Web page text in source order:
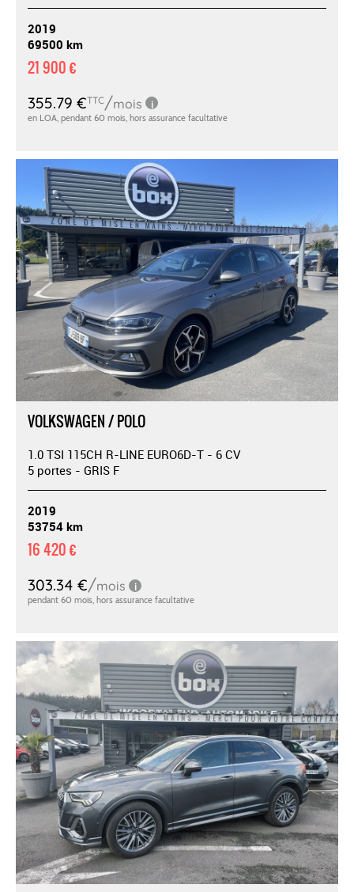
2019
69500 km
21 900 €
VOLKSWAGEN / POLO
1.0 TSI 115CH R-LINE EURO6D-T - 6 CV
5 portes - GRIS F
2019
53754 km
16 420 €